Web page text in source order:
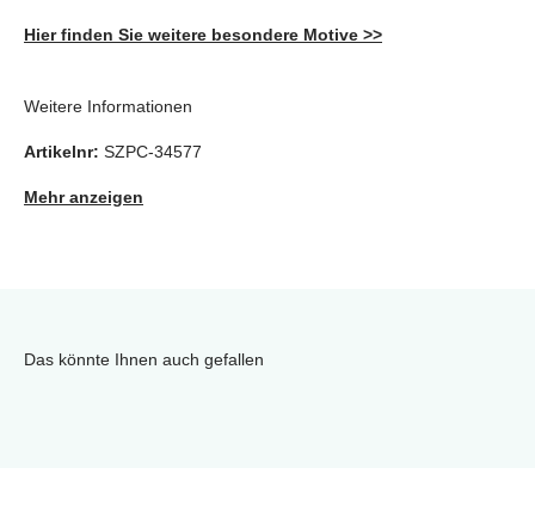
Hier finden Sie weitere besondere Motive >>
Weitere Informationen
Artikelnr: SZPC-34577
Mehr anzeigen
Das könnte Ihnen auch gefallen